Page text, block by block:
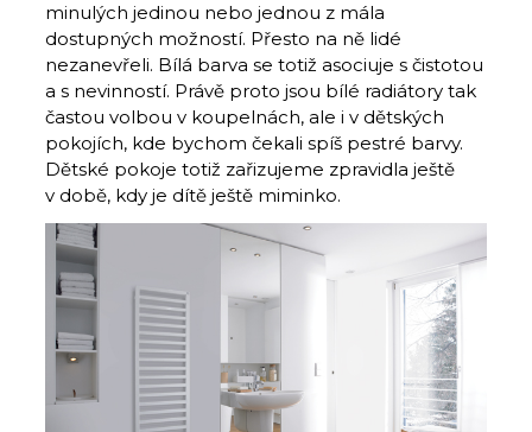
minulých jedinou nebo jednou z mála
dostupných možností. Přesto na ně lidé
nezanevřeli. Bílá barva se totiž asociuje s čistotou
a s nevinností. Právě proto jsou bílé radiátory tak
častou volbou v koupelnách, ale i v dětských
pokojích, kde bychom čekali spíš pestré barvy.
Dětské pokoje totiž zařizujeme zpravidla ještě
v době, kdy je dítě ještě miminko.